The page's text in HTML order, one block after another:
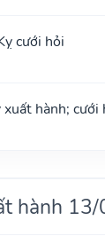
cưới hỏi
hành; cưới
hành